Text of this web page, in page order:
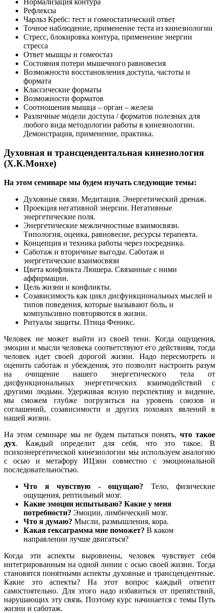
Нормализация контура
Рефлексы
Чарльз Кребс: тест и гомеостатический ответ
Точное наблюдение, применение теста из кинезиологии
Стресс, блокировка контура, применение энергии
стресса
Ответ мышцы и гомеостаз
Состояния потери мышечного равновесия
Возможности восстановления доступа, частоты и
формата
Классические форматы
Возможности форматов
Соотношения мышца – орган – железа
Различные модели доступа / форматов полезных для
любого вида методологии работы в кинезиологии.
Демонстрация, применение, практика.
Духовная и трансцендентальная кинезиология
(Х.К.Монхе)
На этом семинаре мы будем изучать следующие темы:
Духовные связи. Медитация. Энергетический дренаж.
Проекция негативной энергии. Негативные
энергетические поля.
Энергетические межличностные взаимосвязи.
Типология, оценка, равновесие, ресурсы терапевта.
Концепция и техника работы через посредника.
Саботаж и вторичные выгоды. Саботаж и
энергетические взаимосвязи
Цвета конфликта Люшера. Связанные с ними
аффирмации.
Цель жизни и конфликты.
Созависимость как цикл дисфункциональных мыслей и
типов поведения, которые вызывают боль, и
компульсивно повторяются в жизни.
Ритуалы защиты. Птица Феникс.
Человек не может выйти из своей тени. Когда ощущения,
эмоции и мысли человека соответствуют его действиям, тогда
человек идет своей дорогой жизни. Надо пересмотреть и
оценить саботаж и убеждения, это позволит настроить разум
на очищение нашего энергетического тела от
дисфункциональных энергетических взаимодействий с
другими людьми. Удерживая ясную перспективу и видение,
мы сможем глубже погрузиться на уровень союзов и
соглашений, созависимости и других похожих явлений в
нашей жизни.
На этом семинаре мы не будем пытаться понять, что такое
дух. Каждый определит для себя, что это такое. В
психоэнергетической кинезиологии мы используем аналогию
с осью и метафору ИЦзин совместно с эмоциональной
последовательностью.
Что я чувствую - ощущаю? Тело, физические
ощущения, рептильный мозг.
Какие эмоции испытываю? Какие у меня
потребности? Эмоции, лимбический мозг.
Что я думаю? Мысли, размышления, кора.
Какая гексаграмма мне поможет? В каком
направлении лучше двигаться?
Когда эти аспекты выровнены, человек чувствует себя
интегрированным на одной линии с осью своей жизни. Тогда
становятся понятными аспекты духовные и трансцендентные.
Какие это аспекты? На этот вопрос каждый ответит
самостоятельно. Для этого надо избавиться от препятствий,
нарушающих эту связь. Поэтому курс начинается с темы Путь
жизни и саботаж.